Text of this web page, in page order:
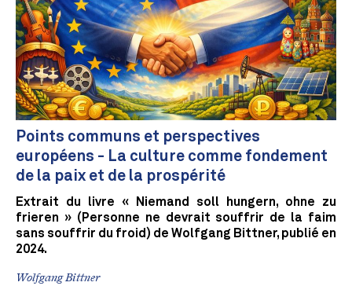
Points communs et perspectives
européens - La culture comme fondement
de la paix et de la prospérité
Extrait du livre « Niemand soll hungern, ohne zu
frieren » (Personne ne devrait souffrir de la faim
sans souffrir du froid) de Wolfgang Bittner, publié en
2024.
Wolfgang Bittner